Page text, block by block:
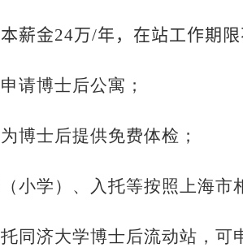
薪金24万/年，在站工作期
请博士后公寓；
博士后提供免费体检；
小学）、入托等按照上海市
同济大学博士后流动站，可